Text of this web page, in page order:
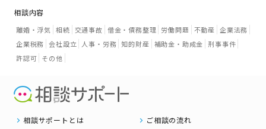
相談内容
離婚・浮気 相続 交通事故 借金・債務整理 労働問題 不動産 企業法務
企業税務 会社設立 人事・労務 知的財産 補助金・助成金 刑事事件
許認可 その他
相談サポートとは
ご相談の流れ